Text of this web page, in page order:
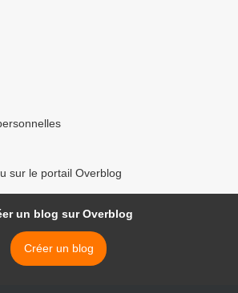
sur le portail Overblog
un blog sur Overblog
Créer un blog